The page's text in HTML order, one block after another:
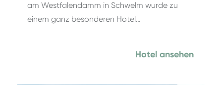
am Westfalendamm in Schwelm wurde zu
einem ganz besonderen Hotel…
Hotel ansehen